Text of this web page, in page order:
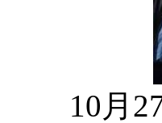
10月27